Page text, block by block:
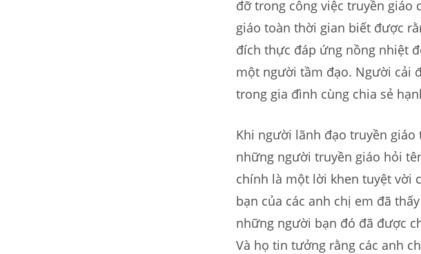
đỡ trong công việc truyền giáo
giáo toàn thời gian biết được
đích thực đáp ứng nồng nhiệt
một người tầm đạo. Người cải
trong gia đình cùng chia sẻ
Khi người lãnh đạo truyền
những người truyền giáo hỏi
chính là một lời khen tuyệt vời
bạn của các anh chị em đã
những người bạn đó đã được
Và họ tin tưởng rằng các anh